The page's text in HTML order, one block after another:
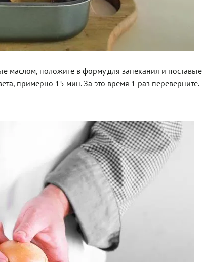
маслом, положите в форму для запекания и поставьте
примерно 15 мин. За это время 1 раз переверните.